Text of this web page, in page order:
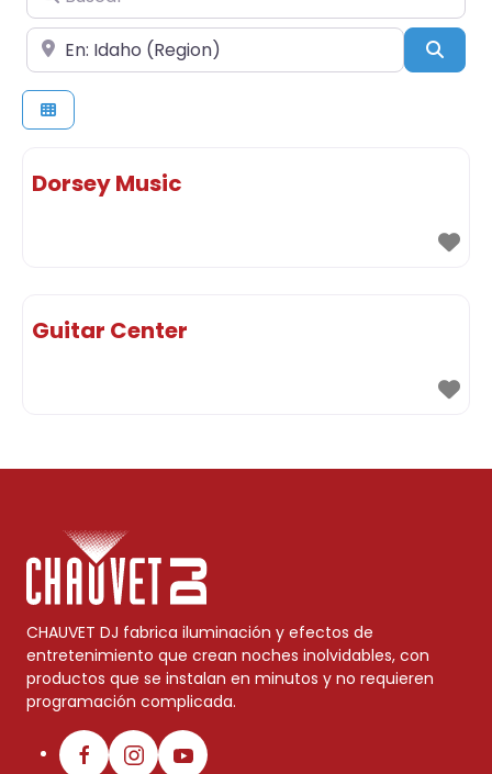
Cerca de
Dorsey Music
Guitar Center
CHAUVET DJ fabrica iluminación y efectos de
entretenimiento que crean noches inolvidables, con
productos que se instalan en minutos y no requieren
programación complicada.